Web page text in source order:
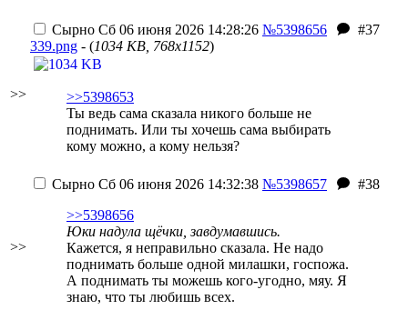
>>
Сырно Сб 06 июня 2026 14:28:26 №5398656
#37
339.png - (1034 KB, 768x1152)
>>5398653
Ты ведь сама сказала никого больше не
поднимать. Или ты хочешь сама выбирать
кому можно, а кому нельзя?
>>
Сырно Сб 06 июня 2026 14:32:38 №5398657
#38
>>5398656
Юки надула щёчки, завдумавшись.
Кажется, я неправильно сказала. Не надо
поднимать больше одной милашки, госпожа.
А поднимать ты можешь кого-угодно, мяу. Я
знаю, что ты любишь всех.